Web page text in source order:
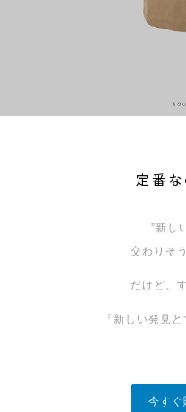
定番
”新し
交わりそ
だけど、
『新しい発見
今すぐ